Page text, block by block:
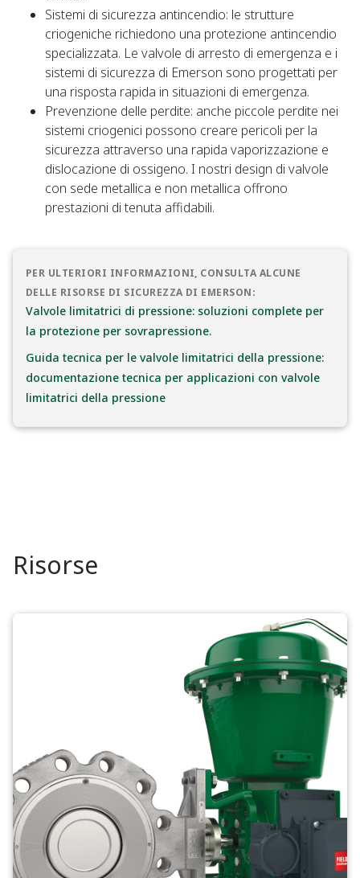
Sistemi di sicurezza antincendio: le strutture
criogeniche richiedono una protezione antincendio
specializzata. Le valvole di arresto di emergenza e i
sistemi di sicurezza di Emerson sono progettati per
una risposta rapida in situazioni di emergenza.
Prevenzione delle perdite: anche piccole perdite nei
sistemi criogenici possono creare pericoli per la
sicurezza attraverso una rapida vaporizzazione e
dislocazione di ossigeno. I nostri design di valvole
con sede metallica e non metallica offrono
prestazioni di tenuta affidabili.
PER ULTERIORI INFORMAZIONI, CONSULTA ALCUNE
DELLE RISORSE DI SICUREZZA DI EMERSON:
Valvole limitatrici di pressione: soluzioni complete per
la protezione per sovrapressione.
Guida tecnica per le valvole limitatrici della pressione:
documentazione tecnica per applicazioni con valvole
limitatrici della pressione
Risorse